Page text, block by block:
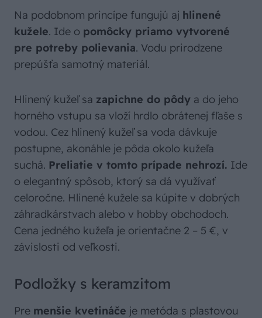
Na podobnom princípe fungujú aj hlinené
kužele. Ide o pomôcky priamo vytvorené
pre potreby polievania. Vodu prirodzene
prepúšťa samotný materiál.
Hlinený kužeľ sa zapichne do pôdy a do jeho
horného vstupu sa vloží hrdlo obrátenej fľaše s
vodou. Cez hlinený kužeľ sa voda dávkuje
postupne, akonáhle je pôda okolo kužeľa
suchá. Preliatie v tomto prípade nehrozí. Ide
o elegantný spôsob, ktorý sa dá využívať
celoročne. Hlinené kužele sa kúpite v dobrých
záhradkárstvach alebo v hobby obchodoch.
Cena jedného kužeľa je orientačne 2 – 5 €, v
závislosti od veľkosti.
Podložky s keramzitom
Pre menšie kvetináče je metóda s plastovou